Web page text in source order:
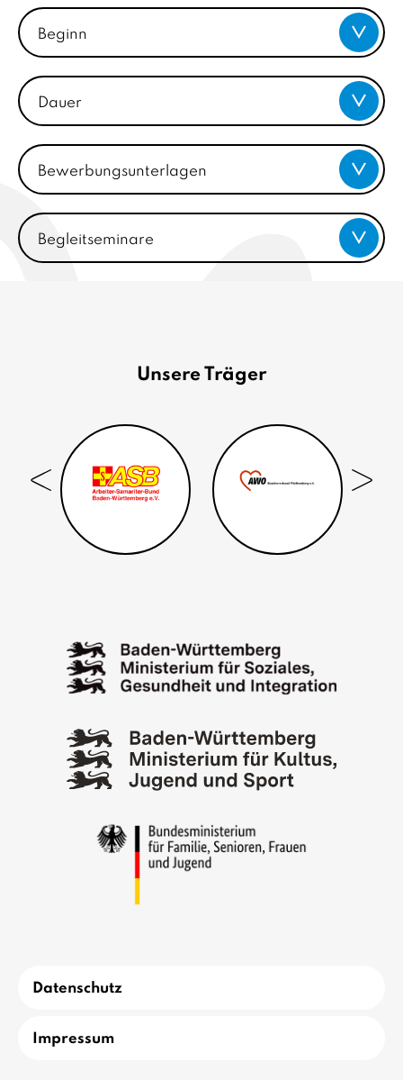
Beginn
Dauer
Bewerbungsunterlagen
Begleitseminare
Unsere Träger
Datenschutz
Impressum